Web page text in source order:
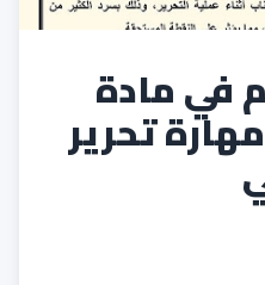
في مادة
تحرير